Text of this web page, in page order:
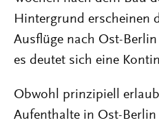
Hintergrund erscheinen
Ausflüge nach Ost-
es deutet sich eine
Obwohl prinzipiell
Aufenthalte in Ost-Berlin